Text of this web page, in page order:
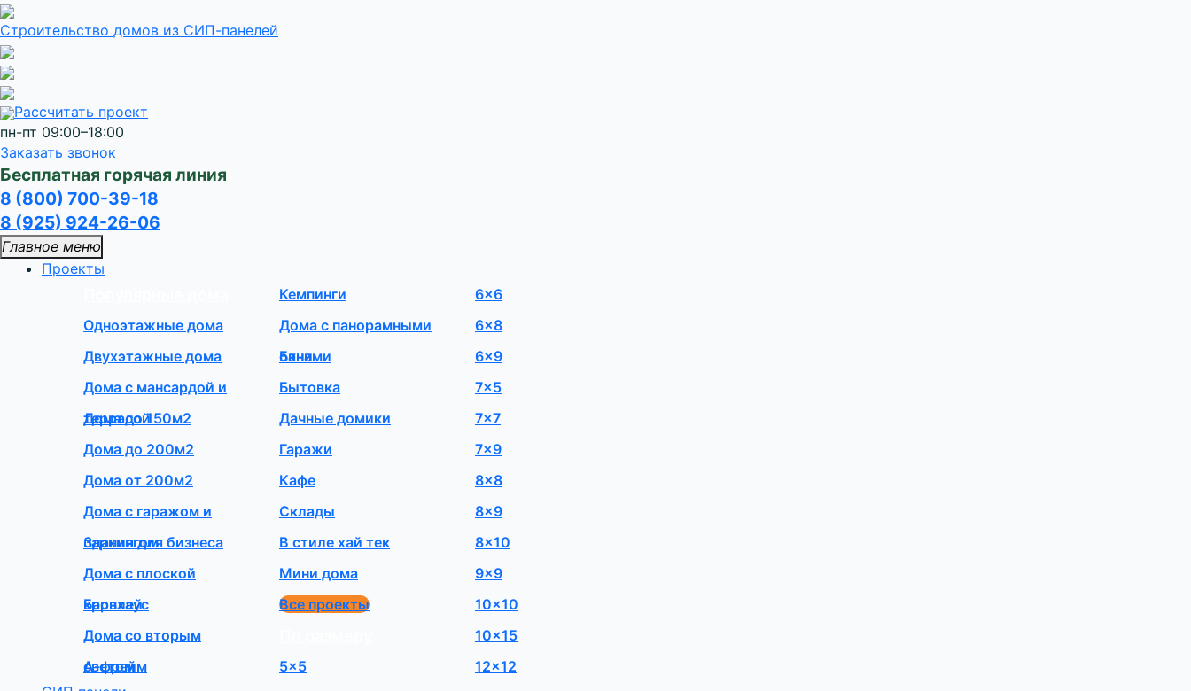
Строительство домов из СИП-панелей
Рассчитать проект
пн-пт 09:00–18:00
Заказать звонок
Бесплатная горячая линия
8 (800) 700-39-18
8 (925) 924-26-06
Главное меню
Проекты
Одноэтажные дома
Двухэтажные дома
Дома с мансардой и
террасой
Дома до 150м2
Дома до 200м2
Дома от 200м2
Дома с гаражом и
паркингом
Здания для бизнеса
Дома с плоской
кровлей
Барнхаус
Дома со вторым
светом
А-фрейм
Кемпинги
Дома с панорамными
окнами
Бани
Бытовка
Дачные домики
Гаражи
Кафе
Склады
В стиле хай тек
Мини дома
Все проекты
5×5
6×6
6×8
6×9
7×5
7×7
7×9
8×8
8×9
8×10
9×9
10×10
10×15
12×12